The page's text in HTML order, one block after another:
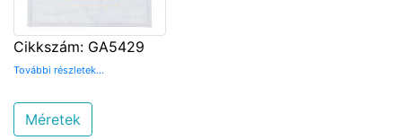
Cikkszám: GA5429
További részletek...
Méretek